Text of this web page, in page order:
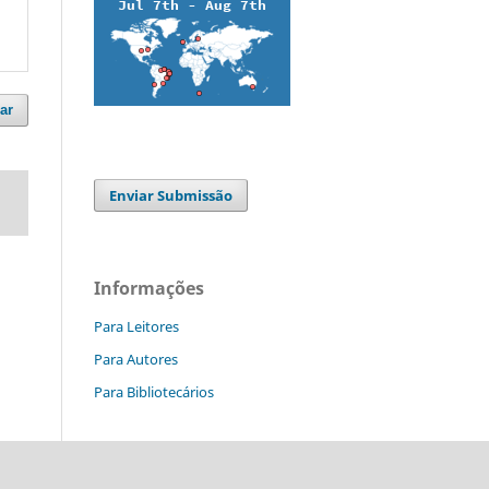
Enviar Submissão
Informações
Para Leitores
Para Autores
Para Bibliotecários